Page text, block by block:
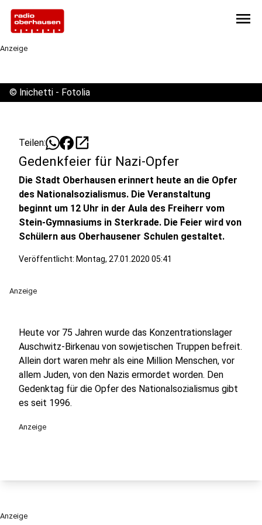
menu
Anzeige
© lnichetti - Fotolia
Teilen: open_in_new
Gedenkfeier für Nazi-Opfer
Die Stadt Oberhausen erinnert heute an die Opfer
des Nationalsozialismus. Die Veranstaltung
beginnt um 12 Uhr in der Aula des Freiherr vom
Stein-Gymnasiums in Sterkrade. Die Feier wird von
Schülern aus Oberhausener Schulen gestaltet.
Veröffentlicht: Montag, 27.01.2020 05:41
Anzeige
Heute vor 75 Jahren wurde das Konzentrationslager
Auschwitz-Birkenau von sowjetischen Truppen befreit.
Allein dort waren mehr als eine Million Menschen, vor
allem Juden, von den Nazis ermordet worden. Den
Gedenktag für die Opfer des Nationalsozialismus gibt
es seit 1996.
Anzeige
Anzeige